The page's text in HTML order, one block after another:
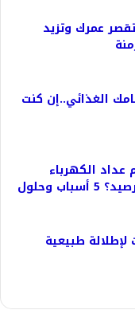
عمرك وتزيد
الغذائي..إن كنت
الكهرباء
وحلول
طبيعية